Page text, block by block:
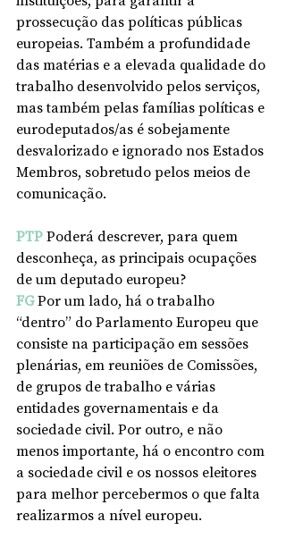
prossecução das políticas públicas
europeias. Também a profundidade
das matérias e a elevada qualidade do
trabalho desenvolvido pelos serviços,
mas também pelas famílias políticas e
eurodeputados/as é sobejamente
desvalorizado e ignorado nos Estados
Membros, sobretudo pelos meios de
comunicação.
PTP Poderá descrever, para quem
desconheça, as principais ocupações
de um deputado europeu?
FGPor um lado, há o trabalho
“dentro” do Parlamento Europeu que
consiste na participação em sessões
plenárias, em reuniões de Comissões,
de grupos de trabalho e várias
entidades governamentais e da
sociedade civil. Por outro, e não
menos importante, há o encontro com
a sociedade civil e os nossos eleitores
para melhor percebermos o que falta
realizarmos a nível europeu.